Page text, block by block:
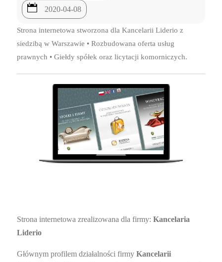
 2020-04-08
Strona internetowa stworzona dla Kancelarii Liderio z
siedzibą w Warszawie • Rozbudowana oferta usług
prawnych • Giełdy spółek oraz licytacji komorniczych.
7
Strona internetowa zrealizowana dla firmy: Kancelaria
Liderio
Głównym profilem działalności firmy Kancelarii